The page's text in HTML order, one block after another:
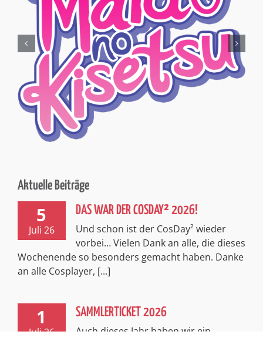
Aktuelle Beiträge
5
Juli 26
DAS WAR DER COSDAY² 2026!
Und schon ist der CosDay² wieder
vorbei… Vielen Dank an alle, die dieses
Wochenende so besonders gemacht haben. Danke
an alle Cosplayer, [...]
1
Juli 26
SAMMLERTICKET 2026
Auch dieses Jahr haben wir ein